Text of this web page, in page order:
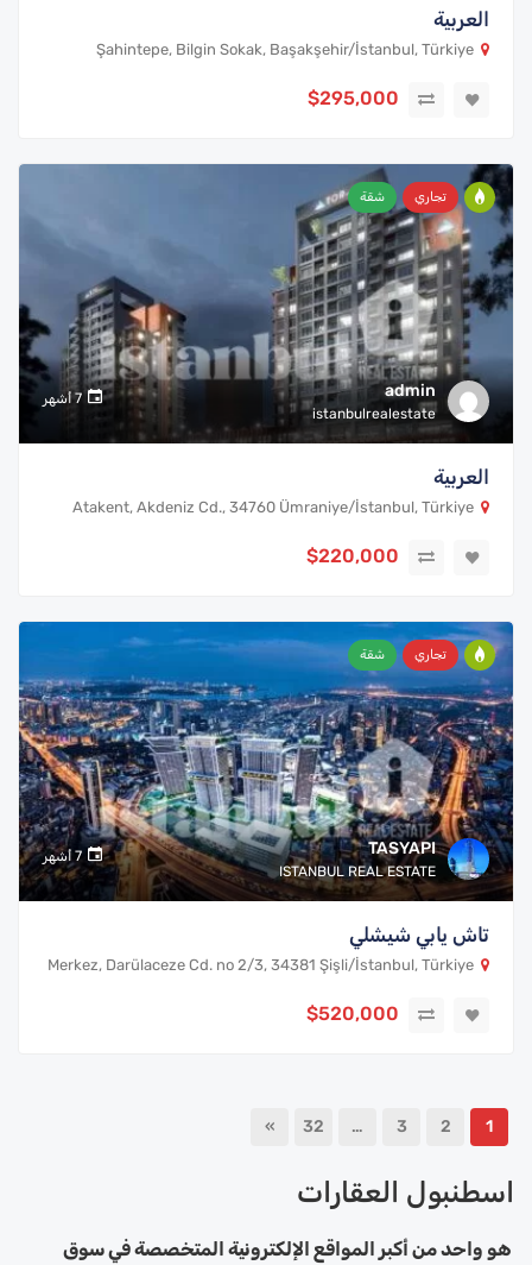
العربية
$295,000
admin
istanbulrealestate
7 أشهر
تجاري شقة
العربية
$220,000
TASYAPI
ISTANBUL REAL ESTATE
7 أشهر
تجاري شقة
تاش يابي شيشلي
$520,000
1
2
3
…
32
»
اسطنبول العقارات
هو واحد من أكبر المواقع الإلكترونية المتخصصة في سوق